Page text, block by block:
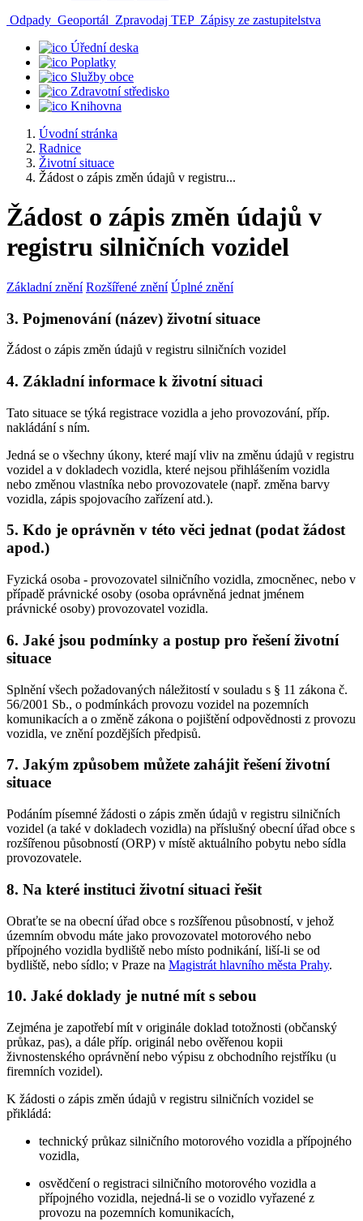
Odpady Geoportál Zpravodaj TEP Zápisy ze zastupitelstva
Úřední deska
Poplatky
Služby obce
Zdravotní středisko
Knihovna
Úvodní stránka
Radnice
Životní situace
Žádost o zápis změn údajů v registru...
Žádost o zápis změn údajů v
registru silničních vozidel
Základní znění Rozšířené znění Úplné znění
3. Pojmenování (název) životní situace
Žádost o zápis změn údajů v registru silničních vozidel
4. Základní informace k životní situaci
Tato situace se týká registrace vozidla a jeho provozování, příp.
nakládání s ním.
Jedná se o všechny úkony, které mají vliv na změnu údajů v registru
vozidel a v dokladech vozidla, které nejsou přihlášením vozidla
nebo změnou vlastníka nebo provozovatele (např. změna barvy
vozidla, zápis spojovacího zařízení atd.).
5. Kdo je oprávněn v této věci jednat (podat žádost
apod.)
Fyzická osoba - provozovatel silničního vozidla, zmocněnec, nebo v
případě právnické osoby (osoba oprávněná jednat jménem
právnické osoby) provozovatel vozidla.
6. Jaké jsou podmínky a postup pro řešení životní
situace
Splnění všech požadovaných náležitostí v souladu s § 11 zákona č.
56/2001 Sb., o podmínkách provozu vozidel na pozemních
komunikacích a o změně zákona o pojištění odpovědnosti z provozu
vozidla, ve znění pozdějších předpisů.
7. Jakým způsobem můžete zahájit řešení životní
situace
Podáním písemné žádosti o zápis změn údajů v registru silničních
vozidel (a také v dokladech vozidla) na příslušný obecní úřad obce s
rozšířenou působností (ORP) v místě aktuálního pobytu nebo sídla
provozovatele.
8. Na které instituci životní situaci řešit
Obraťte se na obecní úřad obce s rozšířenou působností, v jehož
územním obvodu máte jako provozovatel motorového nebo
přípojného vozidla bydliště nebo místo podnikání, liší-li se od
bydliště, nebo sídlo; v Praze na Magistrát hlavního města Prahy.
10. Jaké doklady je nutné mít s sebou
Zejména je zapotřebí mít v originále doklad totožnosti (občanský
průkaz, pas), a dále příp. originál nebo ověřenou kopii
živnostenského oprávnění nebo výpisu z obchodního rejstříku (u
firemních vozidel).
K žádosti o zápis změn údajů v registru silničních vozidel se
přikládá:
technický průkaz silničního motorového vozidla a přípojného
vozidla,
osvědčení o registraci silničního motorového vozidla a
přípojného vozidla, nejedná-li se o vozidlo vyřazené z
provozu na pozemních komunikacích,